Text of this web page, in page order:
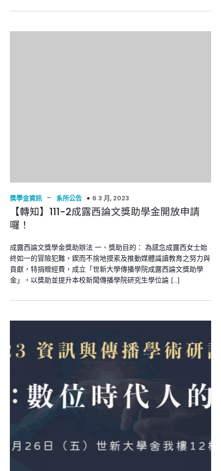
獎學金資訊 – 系所公告 6 3 月, 2023
【轉知】111-2成露西論文獎助學金開放申請
囉！
成露西論文獎學金獎助辦法 一、獎助目的： 為感念成露西女士始
終如一的冒險犯難，鍥而不捨地摸索及推動媒體識讀教育之努力與
貢獻，特捐贈經費，成立「世新大學傳播學院成露西論文獎助學
金」，以獎助並提升本校新聞傳播學院研究生學位論 […]